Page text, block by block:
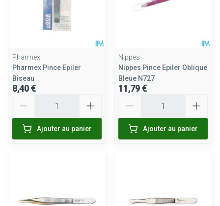
Pharmex
Pharmex Pince Epiler
Biseau
8,40 €
Ajouter au panier
Nippes
Nippes Pince Epiler Oblique
Bleue N727
11,79 €
Ajouter au panier